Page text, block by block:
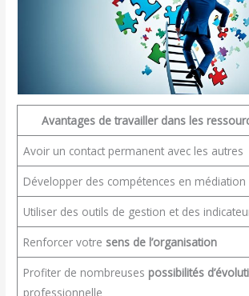
Avantages de travailler dans les
Avoir un contact permanent avec les autres
Développer des compétences en médiation
Utiliser des outils de gestion et des
Renforcer votre sens de l’organisation
Profiter de nombreuses possibilités
professionnelle